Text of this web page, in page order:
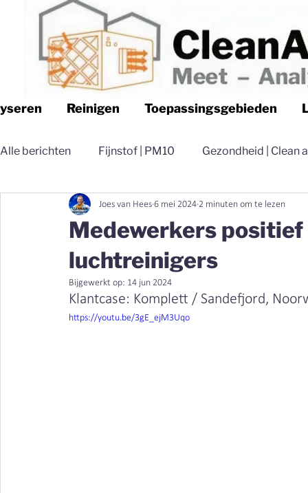
Reinigen Toepassingsgebieden
Alle berichten Fijnstof | PM10 Gezondheid | Clean
Logistiek | Clean air Nederland Luchtfilteren |
Magazijn | Clean air Nederland Distributie | Clean
Vieze producten | Clean air
Medewerkers positief
luchtreinigers
Joes van Hees 6 mei 2024 2 minuten om te lezen
Bijgewerkt op: 14 jun 2024
Klantcase: Komplett / Sandefjord,
https://youtu.be/3gE_ejM3Uqo